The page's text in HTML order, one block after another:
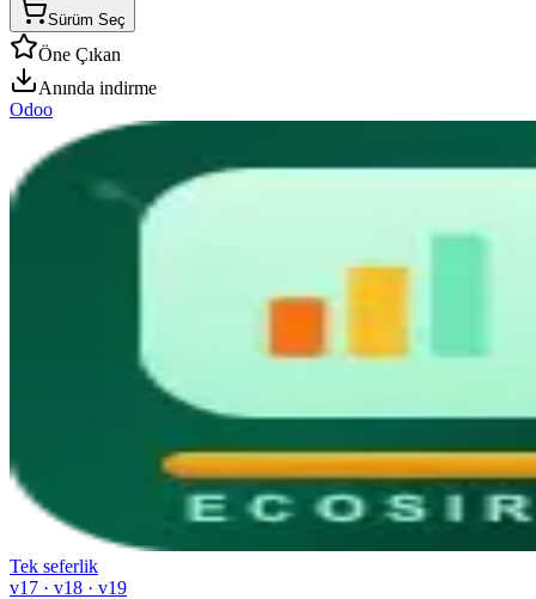
Sürüm Seç
Öne Çıkan
Anında indirme
Odoo
Tek seferlik
v17 · v18 · v19